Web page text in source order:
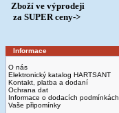
Zboží ve výprodeji
­ za SUPER ceny->
Informace
O nás
Elektronický katalog HARTSANT
Kontakt, platba a dodaní
Ochrana dat
Informace o dodacích podmínkách
Vaše připomínky